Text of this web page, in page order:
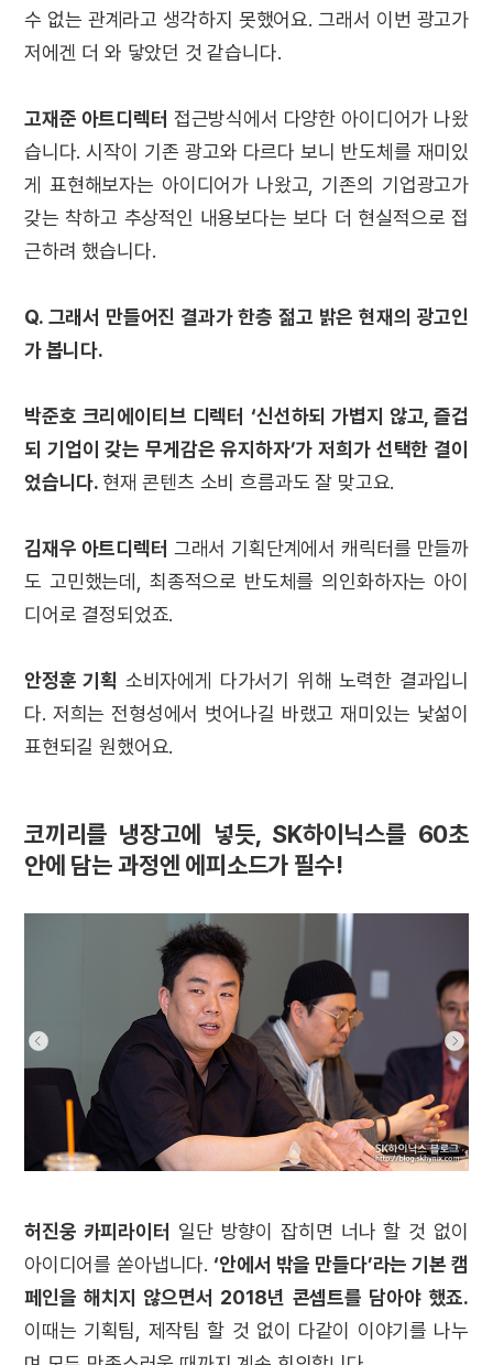
수 없는 관계라고 생각하지 못했어요. 그래서 이번 광고가
저에겐 더 와 닿았던 것 같습니다.
고재준 아트디렉터 접근방식에서 다양한 아이디어가 나왔
습니다. 시작이 기존 광고와 다르다 보니 반도체를 재미있
게 표현해보자는 아이디어가 나왔고, 기존의 기업광고가
갖는 착하고 추상적인 내용보다는 보다 더 현실적으로 접
근하려 했습니다.
Q. 그래서 만들어진 결과가 한층 젊고 밝은 현재의 광고인
가 봅니다.
박준호 크리에이티브 디렉터 ‘신선하되 가볍지 않고, 즐겁
되 기업이 갖는 무게감은 유지하자’가 저희가 선택한 결이
었습니다. 현재 콘텐츠 소비 흐름과도 잘 맞고요.
김재우 아트디렉터 그래서 기획단계에서 캐릭터를 만들까
도 고민했는데, 최종적으로 반도체를 의인화하자는 아이
디어로 결정되었죠.
안정훈 기획 소비자에게 다가서기 위해 노력한 결과입니
다. 저희는 전형성에서 벗어나길 바랬고 재미있는 낯섦이
표현되길 원했어요.
코끼리를 냉장고에 넣듯, SK하이닉스를 60초
안에 담는 과정엔 에피소드가 필수!
허진웅 카피라이터 일단 방향이 잡히면 너나 할 것 없이
아이디어를 쏟아냅니다. ‘안에서 밖을 만들다’라는 기본 캠
페인을 해치지 않으면서 2018년 콘셉트를 담아야 했죠.
이때는 기획팀, 제작팀 할 것 없이 다같이 이야기를 나누